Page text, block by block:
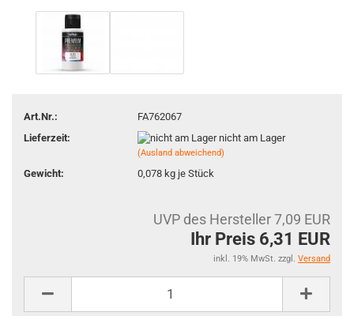
Art.Nr.:
FA762067
Lieferzeit:
nicht am Lager
(Ausland abweichend)
Gewicht: 0,078 kg je Stück
UVP des Hersteller 7,09 EUR
Ihr Preis 6,31 EUR
inkl. 19% MwSt. zzgl. Versand